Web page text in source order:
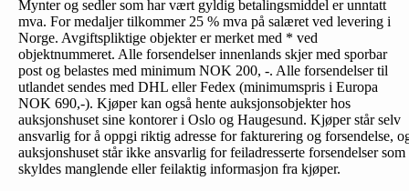
Mynter og sedler som har vært gyldig betalingsmiddel er unntatt
mva. For medaljer tilkommer 25 % mva på salæret ved levering i
Norge. Avgiftspliktige objekter er merket med * ved
objektnummeret. Alle forsendelser innenlands skjer med sporbar
post og belastes med minimum NOK 200, -. Alle forsendelser til
utlandet sendes med DHL eller Fedex (minimumspris i Europa
NOK 690,-). Kjøper kan også hente auksjonsobjekter hos
auksjonshuset sine kontorer i Oslo og Haugesund. Kjøper står selv
ansvarlig for å oppgi riktig adresse for fakturering og forsendelse,
auksjonshuset står ikke ansvarlig for feiladresserte forsendelser som
skyldes manglende eller feilaktig informasjon fra kjøper.